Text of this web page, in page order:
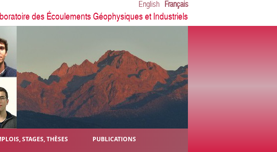
English Français
des Écoulements Géophysiques et Industriels
STAGES, THÈSES PUBLICATIONS